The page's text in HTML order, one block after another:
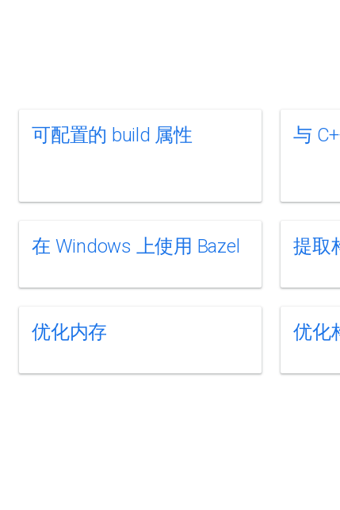
可配置的 build 属性 与
在 Windows 上使用 Bazel 提取
优化内存 优化